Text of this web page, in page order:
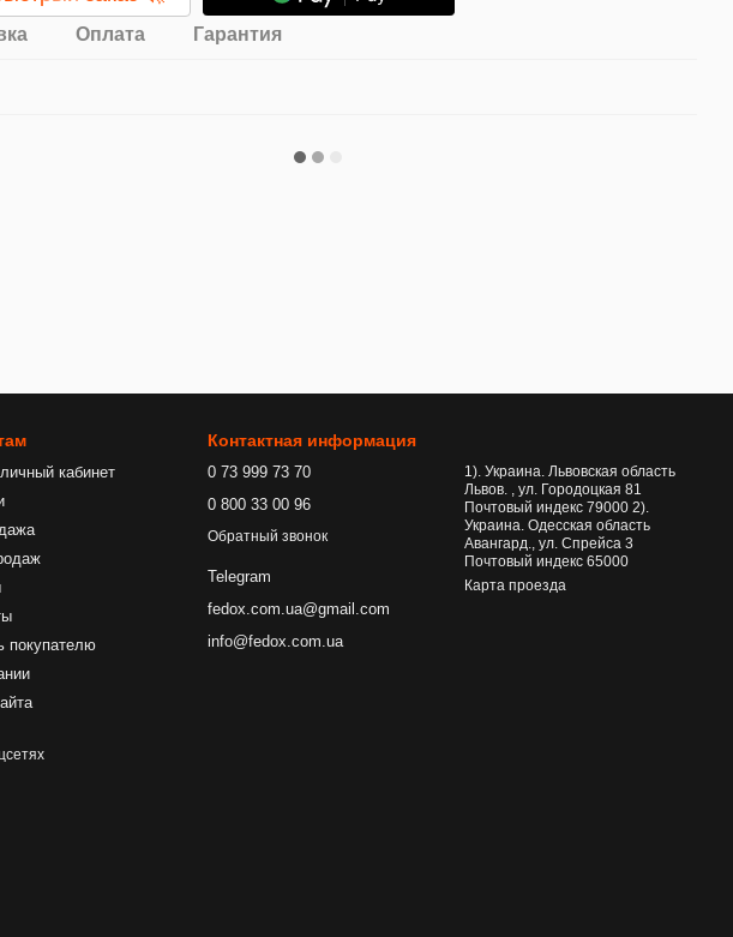
Оплата Гарантия
кабинет
покупателю
Контактная информация
0 73 999 73 70
0 800 33 00 96
Обратный звонок
Telegram
fedox.com.ua@gmail.com
info@fedox.com.ua
1). Украина. Львовская область
Львов. , ул. Городоцкая 81
Почтовый индекс 79000 2).
Украина. Одесская область
Авангард., ул. Спрейса 3
Почтовый индекс 65000
Карта проезда